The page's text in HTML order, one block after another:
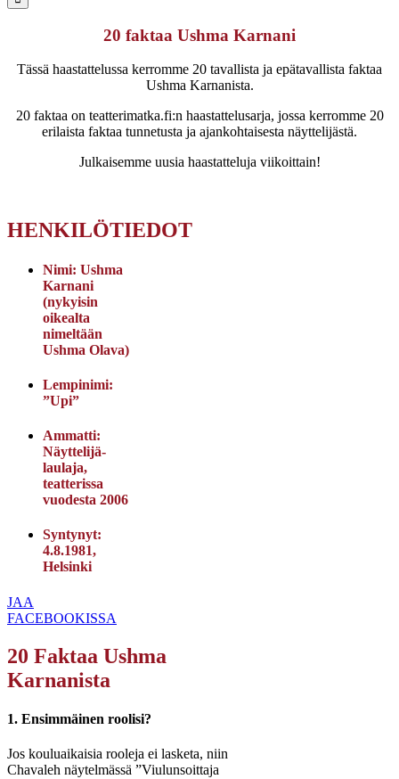
20 faktaa Ushma Karnani
Tässä haastattelussa kerromme 20 tavallista ja epätavallista faktaa
Ushma Karnanista.
20 faktaa on teatterimatka.fi:n haastattelusarja, jossa kerromme 20
erilaista faktaa tunnetusta ja ajankohtaisesta näyttelijästä.
Julkaisemme uusia haastatteluja viikoittain!
HENKILÖTIEDOT
Nimi: Ushma
Karnani
(nykyisin
oikealta
nimeltään
Ushma Olava)
Lempinimi:
”Upi”
Ammatti:
Näyttelijä-
laulaja,
teatterissa
vuodesta 2006
Syntynyt:
4.8.1981,
Helsinki
JAA
FACEBOOKISSA
20 Faktaa Ushma
Karnanista
1. Ensimmäinen roolisi?
Jos kouluaikaisia rooleja ei lasketa, niin
Chavaleh näytelmässä ”Viulunsoittaja